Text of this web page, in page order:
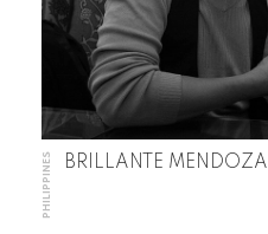
PHILIPPINES BRILLANTE MENDOZA